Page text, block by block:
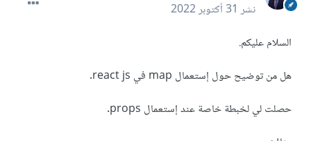
نشر31 أكتوبر 2022
السلام عليكم.
هل من توضيح حول إستعمال map في react js.
حصلت لي لخبطة خاصة عند إستعمال props.